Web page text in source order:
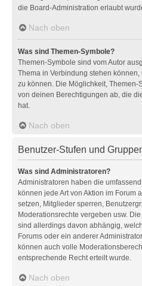
die Board-Administration erlaubt
Nach oben
Was sind Themen-Symbole?
Themen-Symbole sind vom Autor
Thema in Verbindung stehen
zu können. Die Möglichkeit,
von deinen Berechtigungen ab, die
hat.
Nach oben
Benutzer-Stufen und
Was sind Administratoren?
Administratoren haben die
können jede Art von Aktion im Forum
setzen, Mitglieder sperren,
Moderationsrechte vergeben usw.
sind allerdings davon abhängig,
Forums oder ein anderer
können auch volle
entsprechende Recht erteilt wurde.
Nach oben